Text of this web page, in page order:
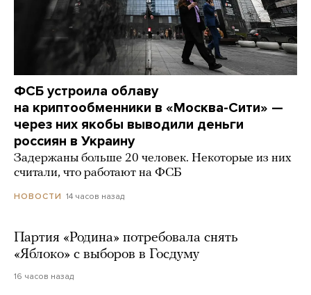
ФСБ устроила облаву
на криптообменники в «Москва-Сити» —
через них якобы выводили деньги
россиян в Украину
Задержаны больше 20 человек. Некоторые из них
считали, что работают на ФСБ
НОВОСТИ 14 часов назад
Партия «Родина» потребовала снять
«Яблоко» с выборов в Госдуму
16 часов назад